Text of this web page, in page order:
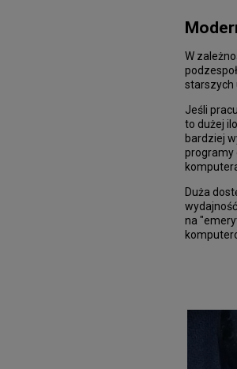
W
starszych
Jeśli
to dużej
bardziej
programy
Duża
na